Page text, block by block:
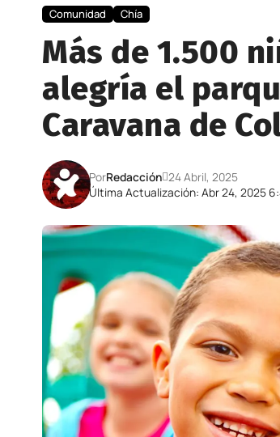
Comunidad Chía
Más de 1.500
alegría el
Caravana de
Última Actualización: Abr 24, 2025
PorRedacción 24 Abril, 2025